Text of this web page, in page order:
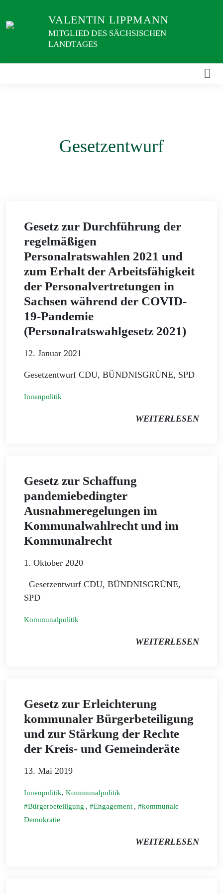
zum
VALENTIN LIPPMANN
MITGLIED DES SÄCHSISCHEN
LANDTAGES
Gesetzentwurf
Gesetz zur Durchführung der
regelmäßigen
Personalratswahlen 2021 und
zum Erhalt der Arbeitsfähigkeit
der Personalvertretungen in
Sachsen während der COVID-
19-Pandemie
(Personalratswahlgesetz 2021)
12. Januar 2021
Gesetzentwurf CDU, BÜNDNISGRÜNE, SPD
Innenpolitik
WEITERLESEN
Gesetz zur Schaffung
pandemiebedingter
Ausnahmeregelungen im
Kommunalwahlrecht und im
Kommunalrecht
1. Oktober 2020
Gesetzentwurf CDU, BÜNDNISGRÜNE,
SPD
Kommunalpolitik
WEITERLESEN
Gesetz zur Erleichterung
kommunaler Bürgerbeteiligung
und zur Stärkung der Rechte
der Kreis- und Gemeinderäte
13. Mai 2019
Innenpolitik, Kommunalpolitik
Bürgerbeteiligung , Engagement ,
kommunale
Demokratie
WEITERLESEN